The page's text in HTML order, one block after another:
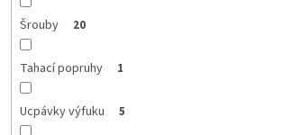
Šrouby 20
Tahací popruhy 1
Ucpávky výfuku 5